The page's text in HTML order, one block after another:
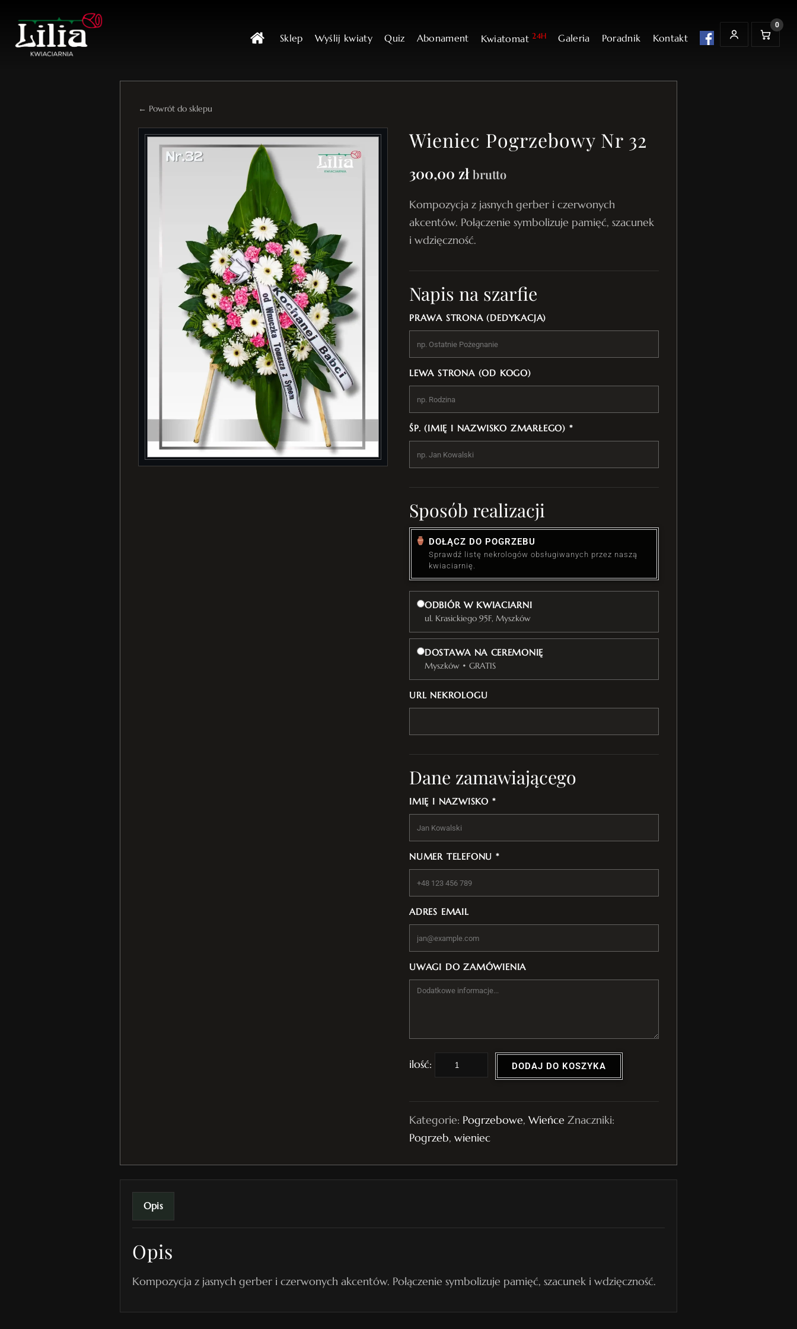
Sklep Wyślij kwiaty Quiz Abonament Kwiatomat 24H Galeria Poradnik Kontakt MOJE KONTO
0
K
o
← Powrót do sklepu
Wieniec Pogrzebowy Nr 32
300,00 zł brutto
Kompozycja z jasnych gerber i czerwonych
akcentów. Połączenie symbolizuje pamięć, szacunek
i wdzięczność.
Napis na szarfie
PRAWA STRONA (DEDYKACJA)
LEWA STRONA (OD KOGO)
ŚP. (IMIĘ I NAZWISKO ZMARŁEGO) *
Sposób realizacji
DOŁĄCZ DO POGRZEBU
Sprawdź listę nekrologów obsługiwanych przez naszą
kwiaciarnię.
ODBIÓR W KWIACIARNI
ul. Krasickiego 95F, Myszków
DOSTAWA NA CEREMONIĘ
Myszków • GRATIS
URL NEKROLOGU
Dane zamawiającego
IMIĘ I NAZWISKO *
NUMER TELEFONU *
ADRES EMAIL
UWAGI DO ZAMÓWIENIA
l
i
P
g
DODAJ DO KOSZYKA
Kategorie: Pogrzebowe, Wieńce Znaczniki:
Pogrzeb, wieniec
Opis
Opis
Kompozycja z jasnych gerber i czerwonych akcentów. Połączenie symbolizuje pamięć, szacunek i wdzięczność.